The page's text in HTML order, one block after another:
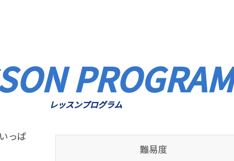
PROGRAM
レッスンプログラム
っぱ
難易度